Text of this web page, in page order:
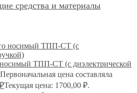
средства и материалы
ТПП-СТ (с диэлектрической
Первоначальная цена составляла
₽Текущая цена: 1700,00 ₽.